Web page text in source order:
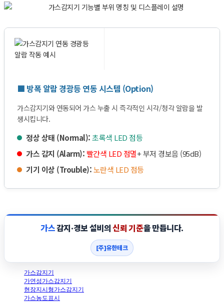
■ 방폭 알람 경광등 연동 시스템 (Option)
가스감지기와 연동되어 가스 누출 시 즉각적인 시각/청각 알람을 발
생시킵니다.
정상 상태 (Normal):초록색 LED 점등
가스 감지 (Alarm): 빨간색 LED 점멸+ 부저 경보음 (95dB)
기기 이상 (Trouble):노란색 LED 점등
가스감지·경보 설비의신뢰 기준을 만듭니다.
[주]유한테크
가스감지기
가연성가스감지기
현장지시형가스감지기
가스농도표시